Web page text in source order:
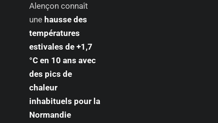
Alençon connaît
une hausse des
températures
estivales de +1,7
°C en 10 ans avec
des pics de
chaleur
inhabituels pour la
Normandie